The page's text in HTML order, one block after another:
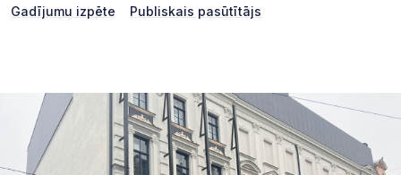
Gadījumu izpēte
Publiskais pasūtītājs